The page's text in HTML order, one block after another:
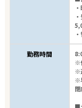
勤務時間
※
※
※
■